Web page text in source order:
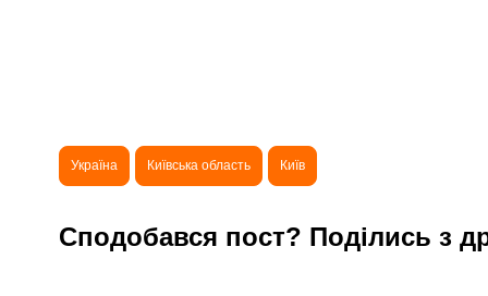
Україна Київська область Київ
Сподобався пост? Поділись з